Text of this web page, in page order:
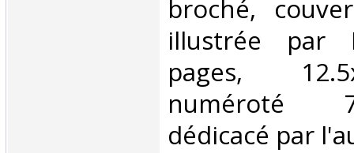
broché,
illustrée par
pages,
numéroté
dédicacé par